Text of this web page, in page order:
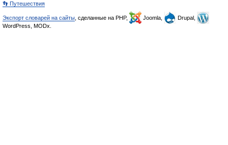
👣 Путешествия
Экспорт словарей на сайты , сделанные на PHP, Joomla,
Drupal,
WordPress, MODx.